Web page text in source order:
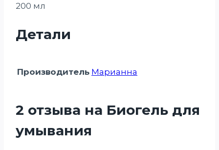
200 мл
Детали
Производитель Марианна
2 отзыва на Биогель для
умывания